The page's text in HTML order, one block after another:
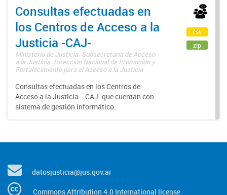
Consultas efectuadas en
los Centros de Acceso a la
Justicia -CAJ-
Ministerio de Justicia. Subsecretaría de Acceso
a la Justicia. Dirección Nacional de Promoción y
Fortalecimiento para el Acceso a la Justicia
Consultas efectuadas en los Centros de
Acceso a la Justicia –CAJ- que cuentan con
sistema de gestión informático.
csv
zip
datosjusticia@jus.gov.ar
Commons Attribution 4.0 International license